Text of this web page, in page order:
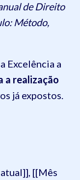
de Direito
Método,
Excelência a
a realização
já expostos.
[[Mês